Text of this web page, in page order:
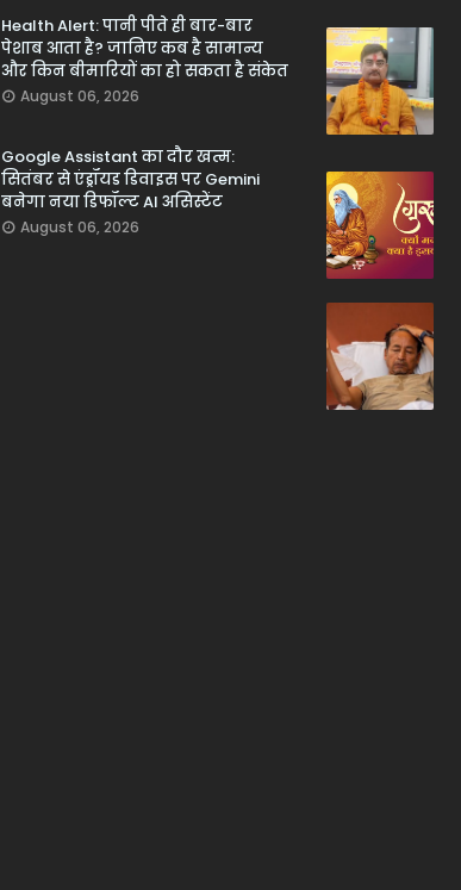
Health Alert: पानी पीते ही बार-बार
पेशाब आता है? जानिए कब है सामान्य
और किन बीमारियों का हो सकता है संकेत
August 06, 2026
Google Assistant का दौर खत्म:
सितंबर से एंड्रॉयड डिवाइस पर Gemini
बनेगा नया डिफॉल्ट AI असिस्टेंट
August 06, 2026